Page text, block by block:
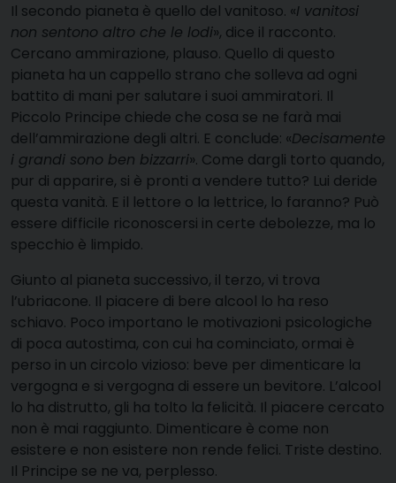
Il secondo pianeta è quello del vanitoso. «I vanitosi
non sentono altro che le lodi», dice il racconto.
Cercano ammirazione, plauso. Quello di questo
pianeta ha un cappello strano che solleva ad ogni
battito di mani per salutare i suoi ammiratori. Il
Piccolo Principe chiede che cosa se ne farà mai
dell’ammirazione degli altri. E conclude: «Decisamente
i grandi sono ben bizzarri». Come dargli torto quando,
pur di apparire, si è pronti a vendere tutto? Lui deride
questa vanità. E il lettore o la lettrice, lo faranno? Può
essere difficile riconoscersi in certe debolezze, ma lo
specchio è limpido.
Giunto al pianeta successivo, il terzo, vi trova
l’ubriacone. Il piacere di bere alcool lo ha reso
schiavo. Poco importano le motivazioni psicologiche
di poca autostima, con cui ha cominciato, ormai è
perso in un circolo vizioso: beve per dimenticare la
vergogna e si vergogna di essere un bevitore. L’alcool
lo ha distrutto, gli ha tolto la felicità. Il piacere cercato
non è mai raggiunto. Dimenticare è come non
esistere e non esistere non rende felici. Triste destino.
Il Principe se ne va, perplesso.